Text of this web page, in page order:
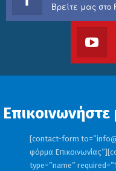
Επικοινωνήστε
[contact-form to=”
φόρμα
type=”name”